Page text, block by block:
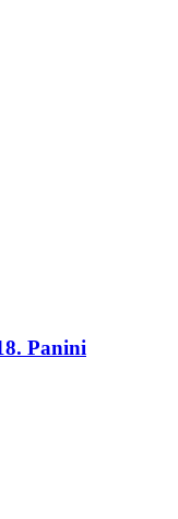
Panini